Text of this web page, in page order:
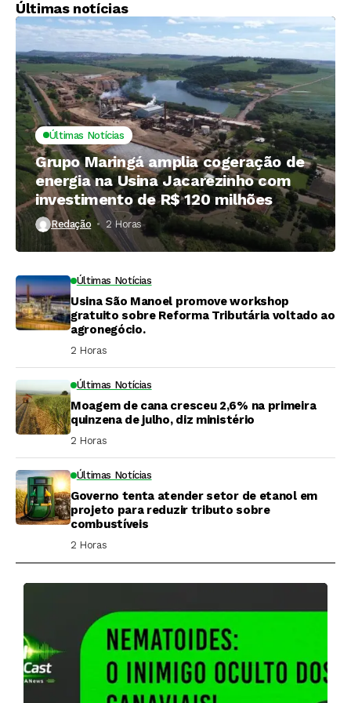
Últimas notícias
Últimas Notícias
Grupo Maringá amplia cogeração de
energia na Usina Jacarezinho com
investimento de R$ 120 milhões
Redação 2 Horas ⁮
Últimas Notícias
Usina São Manoel promove workshop
gratuito sobre Reforma Tributária voltado ao
agronegócio.
2 Horas ⁮
Últimas Notícias
Moagem de cana cresceu 2,6% na primeira
quinzena de julho, diz ministério
2 Horas ⁮
Últimas Notícias
Governo tenta atender setor de etanol em
projeto para reduzir tributo sobre
combustíveis
2 Horas ⁮